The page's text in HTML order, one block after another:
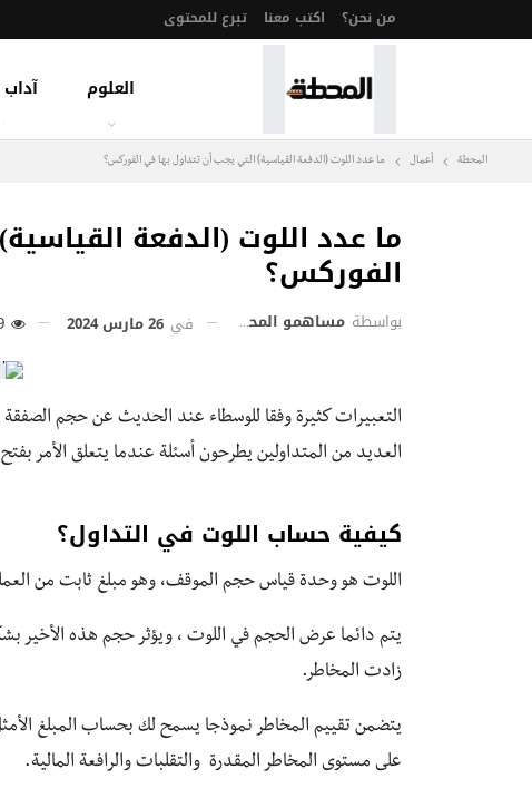
من نحن؟ اكتب معنا تبرع للمحتوى
العلوم
المحطة أعمال ما عدد اللوت (الدفعة القياسية) التي يجب أن تتداول بها في الفوركس؟
ما عدد اللوت (الدفعة
الفوركس؟
بواسطة مساهمو المحطة في 26 مارس 2024
التعبيرات كثيرة وفقا للوسطاء عند الحديث عن حجم
العديد من المتداولين يطرحون أسئلة عندما يتعلق الأمر
كيفية حساب اللوت في التداول؟
اللوت هو وحدة قياس حجم الموقف، وهو مبلغ ثابت من
يتم دائما عرض الحجم في اللوت ، ويؤثر حجم هذه الأخير
زادت المخاطر.
يتضمن تقييم المخاطر نموذجا يسمح لك بحساب المبلغ
على مستوى المخاطر المقدرة والتقلبات والرافعة المالية.